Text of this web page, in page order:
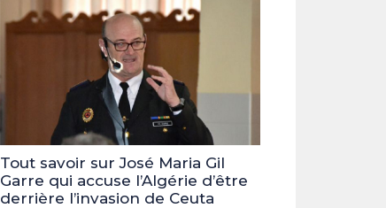
Tout savoir sur José Maria Gil
Garre qui accuse l’Algérie d’être
derrière l’invasion de Ceuta